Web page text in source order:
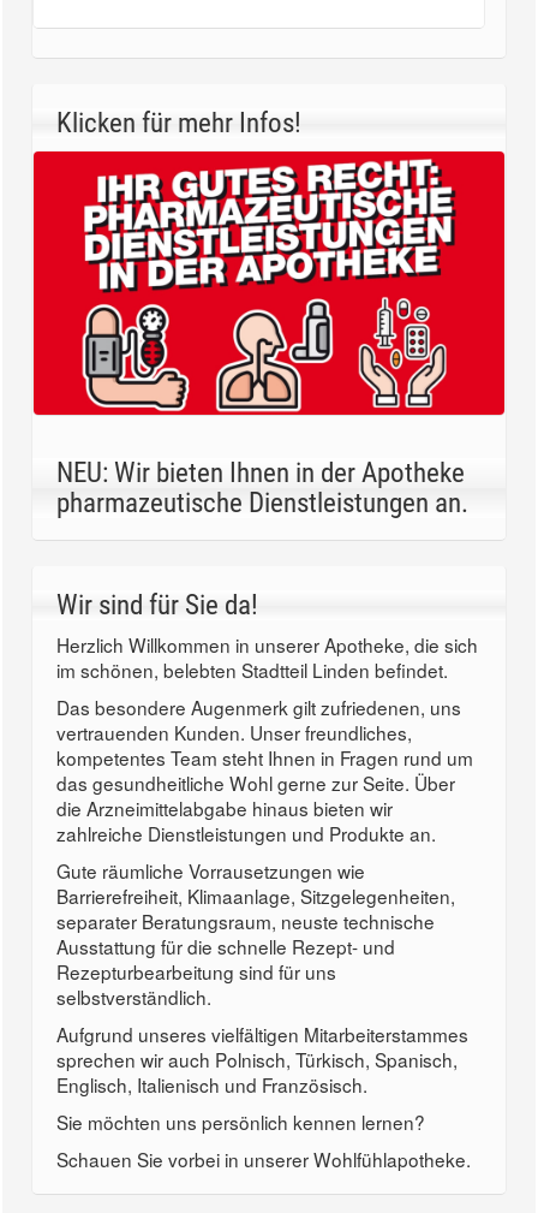
Klicken für mehr Infos!
NEU: Wir bieten Ihnen in der Apotheke
pharmazeutische Dienstleistungen an.
Wir sind für Sie da!
Herzlich Willkommen in unserer Apotheke, die sich
im schönen, belebten Stadtteil Linden befindet.
Das besondere Augenmerk gilt zufriedenen, uns
vertrauenden Kunden. Unser freundliches,
kompetentes Team steht Ihnen in Fragen rund um
das gesundheitliche Wohl gerne zur Seite. Über
die Arzneimittelabgabe hinaus bieten wir
zahlreiche Dienstleistungen und Produkte an.
Gute räumliche Vorrausetzungen wie
Barrierefreiheit, Klimaanlage, Sitzgelegenheiten,
separater Beratungsraum, neuste technische
Ausstattung für die schnelle Rezept- und
Rezepturbearbeitung sind für uns
selbstverständlich.
Aufgrund unseres vielfältigen Mitarbeiterstammes
sprechen wir auch Polnisch, Türkisch, Spanisch,
Englisch, Italienisch und Französisch.
Sie möchten uns persönlich kennen lernen?
Schauen Sie vorbei in unserer Wohlfühlapotheke.